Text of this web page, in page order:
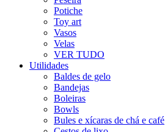
Potiche
Toy art
Vasos
Velas
VER TUDO
Utilidades
Baldes de gelo
Bandejas
Boleiras
Bowls
Bules e xícaras de chá e café